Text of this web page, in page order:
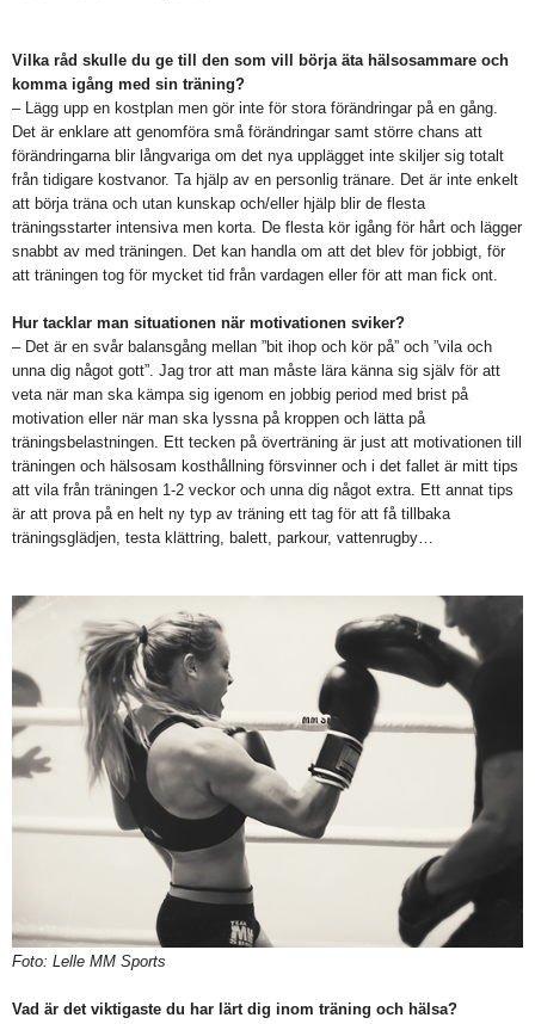
Vilka råd skulle du ge till den som vill börja äta hälsosammare och
komma igång med sin träning?
– Lägg upp en kostplan men gör inte för stora förändringar på en gång.
Det är enklare att genomföra små förändringar samt större chans att
förändringarna blir långvariga om det nya upplägget inte skiljer sig totalt
från tidigare kostvanor. Ta hjälp av en personlig tränare. Det är inte enkelt
att börja träna och utan kunskap och/eller hjälp blir de flesta
träningsstarter intensiva men korta. De flesta kör igång för hårt och lägger
snabbt av med träningen. Det kan handla om att det blev för jobbigt, för
att träningen tog för mycket tid från vardagen eller för att man fick ont.
Hur tacklar man situationen när motivationen sviker?
– Det är en svår balansgång mellan ”bit ihop och kör på” och ”vila och
unna dig något gott”. Jag tror att man måste lära känna sig själv för att
veta när man ska kämpa sig igenom en jobbig period med brist på
motivation eller när man ska lyssna på kroppen och lätta på
träningsbelastningen. Ett tecken på överträning är just att motivationen till
träningen och hälsosam kosthållning försvinner och i det fallet är mitt tips
att vila från träningen 1-2 veckor och unna dig något extra. Ett annat tips
är att prova på en helt ny typ av träning ett tag för att få tillbaka
träningsglädjen, testa klättring, balett, parkour, vattenrugby…
Foto: Lelle MM Sports
Vad är det viktigaste du har lärt dig inom träning och hälsa?